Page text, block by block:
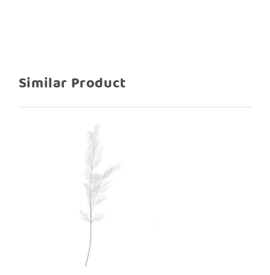
Similar Product